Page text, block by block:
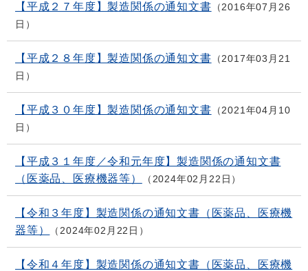
【平成２７年度】製造関係の通知文書
2016年07月26
日
【平成２８年度】製造関係の通知文書
2017年03月21
日
【平成３０年度】製造関係の通知文書
2021年04月10
日
【平成３１年度／令和元年度】製造関係の通知文書
（医薬品、医療機器等）
2024年02月22日
【令和３年度】製造関係の通知文書（医薬品、医療機
器等）
2024年02月22日
【令和４年度】製造関係の通知文書（医薬品、医療機